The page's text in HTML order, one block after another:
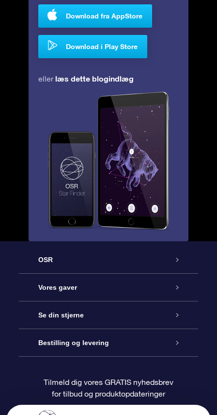
Download fra AppStore
Download i Play Store
eller læs dette blogindlæg
OSR
Kundeservice
Kontakt os
Bloggen
Anmeldelser
Vores gaver
Online Stjernegave
OSR Gavepakke
OSR Gavekortet
Se din stjerne
Star Register
Personliggjort Stjerneside
Bestilling og levering
Betalingsinformation
Tilmeld dig vores GRATIS nyhedsbrev
for tilbud og produktopdateringer